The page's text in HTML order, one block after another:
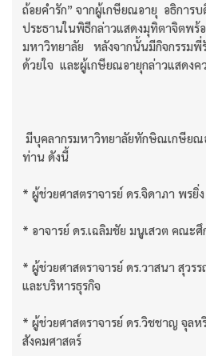
ถ้อยคำรัก” จากผู้เกษียณอายุ อธิการ
ประธานในพิธีกล่าวแสดงมุทิตาจิตพร้
มหาวิทยาลัย หลังจากนั้นมีกิจกรรมพี่
ด้วยใจ และผู้เกษียณอายุกล่าวแสดงค
มีบุคลากรมหาวิทยาลัยทักษิณเกษียณ
ท่าน ดังนี้
* ผู้ช่วยศาสตราจารย์ ดร.จิดาภา พร
* อาจารย์ ดร.เฉลิมชัย มนูเสวต คณะ
* ผู้ช่วยศาสตราจารย์ ดร.วาสนา สุวร
และบริหารธุรกิจ
* ผู้ช่วยศาสตราจารย์ ดร.วิชชาญ จุล
สังคมศาสตร์